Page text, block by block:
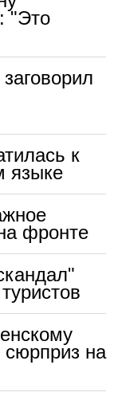
"Это
к
языке
фронте
сюрприз на